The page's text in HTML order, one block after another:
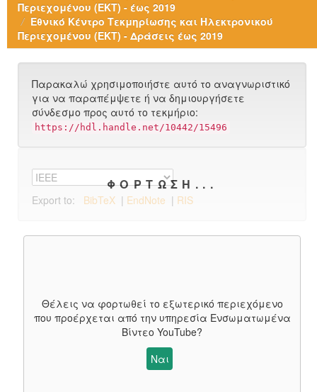
Περιεχομένου (ΕΚΤ) - έως 2019
Εθνικό Κέντρο Τεκμηρίωσης και Ηλεκτρονικού
Περιεχομένου (ΕΚΤ) - Δράσεις έως 2019
Παρακαλώ χρησιμοποιήστε αυτό το αναγνωριστικό
για να παραπέμψετε ή να δημιουργήσετε
σύνδεσμο προς αυτό το τεκμήριο:
https://hdl.handle.net/10442/15496
Export to: BibTeX | EndNote | RIS
Θέλεις να φορτωθεί το εξωτερικό περιεχόμενο
που προέρχεται από την υπηρεσία Ενσωματωμένα
Βίντεο YouTube?
Ναι
ΦΌΡΤΩΣΗ...